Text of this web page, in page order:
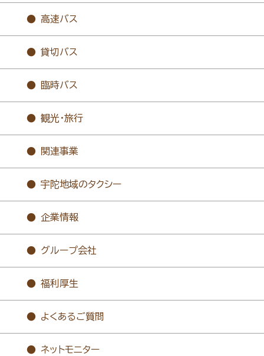
高速バス
貸切バス
臨時バス
観光・旅行
関連事業
宇陀地域のタクシー
企業情報
グループ会社
福利厚生
よくあるご質問
ネットモニター